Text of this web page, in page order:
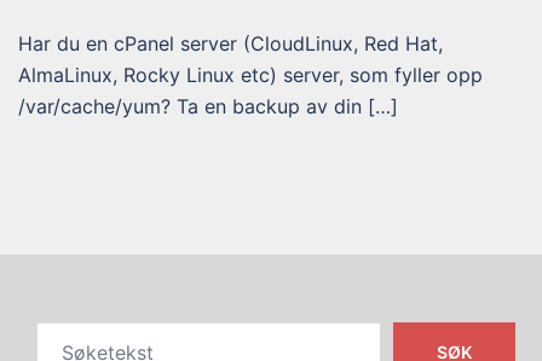
Har du en cPanel server (CloudLinux, Red Hat,
AlmaLinux, Rocky Linux etc) server, som fyller opp
/var/cache/yum? Ta en backup av din […]
SØK